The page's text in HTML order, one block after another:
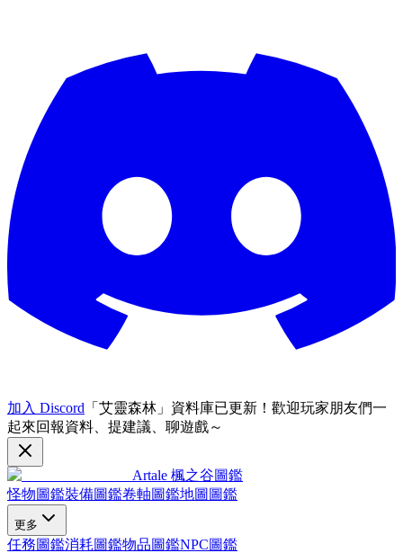
加入 Discord 「艾靈森林」資料庫已更新！歡迎玩家朋友們一
起來回報資料、提建議、聊遊戲～
Artale 楓之谷圖鑑
怪物圖鑑裝備圖鑑卷軸圖鑑地圖圖鑑
更多
任務圖鑑消耗圖鑑物品圖鑑NPC圖鑑